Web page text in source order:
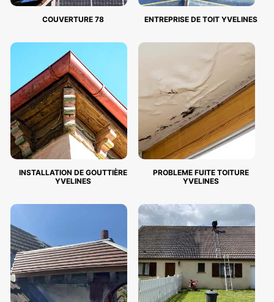
COUVERTURE 78 ENTREPRISE DE TOIT YVELINES
INSTALLATION DE GOUTTIÈRE
YVELINES
PROBLEME FUITE TOITURE
YVELINES